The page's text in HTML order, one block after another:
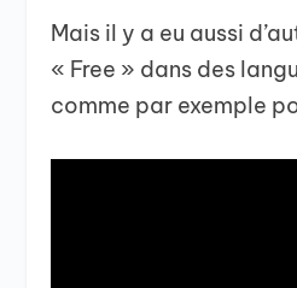
Mais il y a eu aussi
« Free » dans des
comme par exemple